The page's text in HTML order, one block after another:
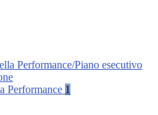
Performance/Piano esecutivo
Performance 1